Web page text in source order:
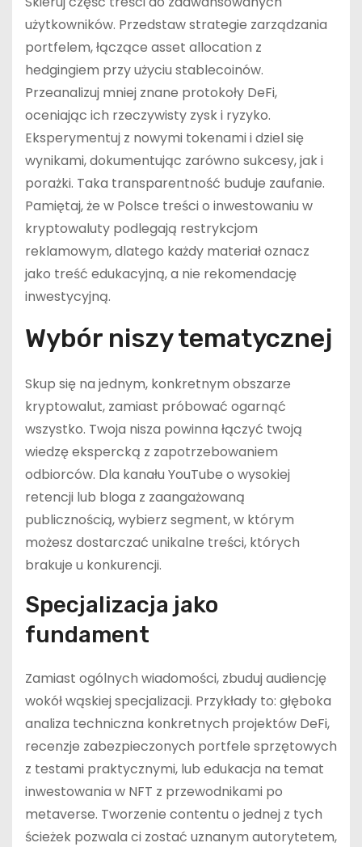
użytkowników. Przedstaw strategie zarządzania
portfelem, łączące asset allocation z
hedgingiem przy użyciu stablecoinów.
Przeanalizuj mniej znane protokoły DeFi,
oceniając ich rzeczywisty zysk i ryzyko.
Eksperymentuj z nowymi tokenami i dziel się
wynikami, dokumentując zarówno sukcesy, jak i
porażki. Taka transparentność buduje zaufanie.
Pamiętaj, że w Polsce treści o inwestowaniu w
kryptowaluty podlegają restrykcjom
reklamowym, dlatego każdy materiał oznacz
jako treść edukacyjną, a nie rekomendację
inwestycyjną.
Wybór niszy tematycznej
Skup się na jednym, konkretnym obszarze
kryptowalut, zamiast próbować ogarnąć
wszystko. Twoja nisza powinna łączyć twoją
wiedzę ekspercką z zapotrzebowaniem
odbiorców. Dla kanału YouTube o wysokiej
retencji lub bloga z zaangażowaną
publicznością, wybierz segment, w którym
możesz dostarczać unikalne treści, których
brakuje u konkurencji.
Specjalizacja jako
fundament
Zamiast ogólnych wiadomości, zbuduj audiencję
wokół wąskiej specjalizacji. Przykłady to: głęboka
analiza techniczna konkretnych projektów DeFi,
recenzje zabezpieczonych portfele sprzętowych
z testami praktycznymi, lub edukacja na temat
inwestowania w NFT z przewodnikami po
metaverse. Tworzenie contentu o jednej z tych
ścieżek pozwala ci zostać uznanym autorytetem,